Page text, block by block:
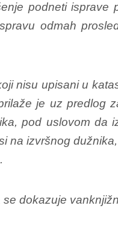
podneti isprave
odmah
nisu upisani u
je uz predlog
pod uslovom da
na izvršnog
dokazuje